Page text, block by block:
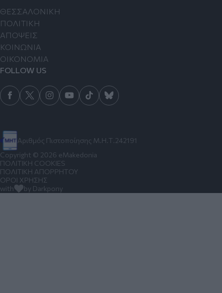
Αριθμός Πιστοποίησης Μ.Η.Τ.242191
ΘΕΣΣΑΛΟΝΙΚΗ
ΠΟΛΙΤΙΚΗ
ΑΠΟΨΕΙΣ
ΚΟΙΝΩΝΙΑ
ΟΙΚΟΝΟΜΙΑ
FOLLOW US
Copyright © 2026 eMakedonia
ΠΟΛΙΤΙΚΗ COOKIES
ΠΟΛΙΤΙΚΗ ΑΠΟΡΡΗΤΟΥ
ΟΡΟΙ ΧΡΗΣΗΣ
with
by Darkpony